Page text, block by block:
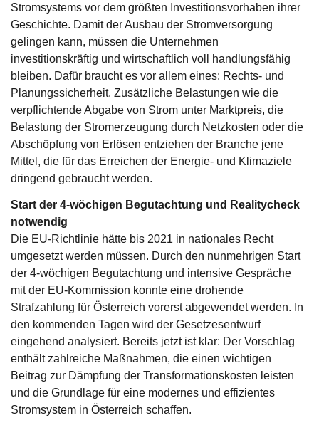
Stromsystems vor dem größten Investitionsvorhaben ihrer
Geschichte. Damit der Ausbau der Stromversorgung
gelingen kann, müssen die Unternehmen
investitionskräftig und wirtschaftlich voll handlungsfähig
bleiben. Dafür braucht es vor allem eines: Rechts- und
Planungssicherheit. Zusätzliche Belastungen wie die
verpflichtende Abgabe von Strom unter Marktpreis, die
Belastung der Stromerzeugung durch Netzkosten oder die
Abschöpfung von Erlösen entziehen der Branche jene
Mittel, die für das Erreichen der Energie- und Klimaziele
dringend gebraucht werden.
Start der 4-wöchigen Begutachtung und Realitycheck
notwendig
Die EU-Richtlinie hätte bis 2021 in nationales Recht
umgesetzt werden müssen. Durch den nunmehrigen Start
der 4-wöchigen Begutachtung und intensive Gespräche
mit der EU-Kommission konnte eine drohende
Strafzahlung für Österreich vorerst abgewendet werden. In
den kommenden Tagen wird der Gesetzesentwurf
eingehend analysiert. Bereits jetzt ist klar: Der Vorschlag
enthält zahlreiche Maßnahmen, die einen wichtigen
Beitrag zur Dämpfung der Transformationskosten leisten
und die Grundlage für eine modernes und effizientes
Stromsystem in Österreich schaffen.